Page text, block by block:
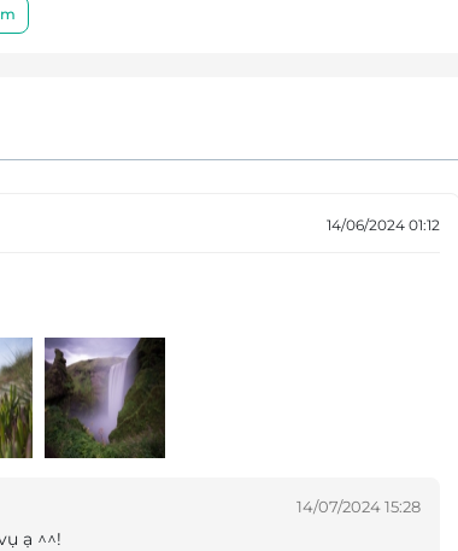
trình du ngoạn biển cả với nhiều điều kỳ thú,
của các vùng biển Việt Nam.
hòa mình vào vẻ tươi đẹp của đại dương
phúc, cùng chung sống hòa thuận.
14/06/2024 01:12
14/07/2024 15:28
ạ ^^!